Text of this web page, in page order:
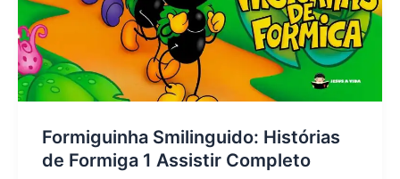
Formiguinha Smilinguido: Histórias
de Formiga 1 Assistir Completo